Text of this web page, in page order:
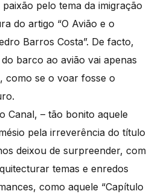
pelo tema da imigração
do artigo “O Avião e o
Barros Costa”. De facto,
barco ao avião vai apenas
como se o voar fosse o
Canal, – tão bonito aquele
pela irreverência do título
deixou de surpreender, com
temas e enredos
como aquele “Capítulo